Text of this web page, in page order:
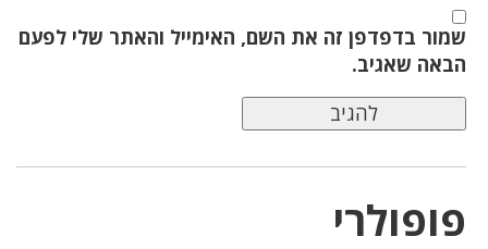
שמור בדפדפן זה את השם, האימייל והאתר שלי לפעם
הבאה שאגיב.
פופולרי